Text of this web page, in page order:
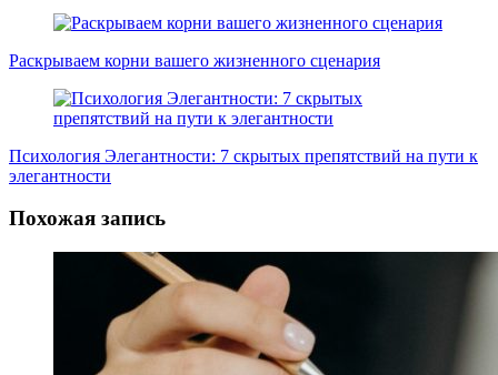
Раскрываем корни вашего жизненного сценария
Психология Элегантности: 7 скрытых препятствий на пути к
элегантности
Похожая запись